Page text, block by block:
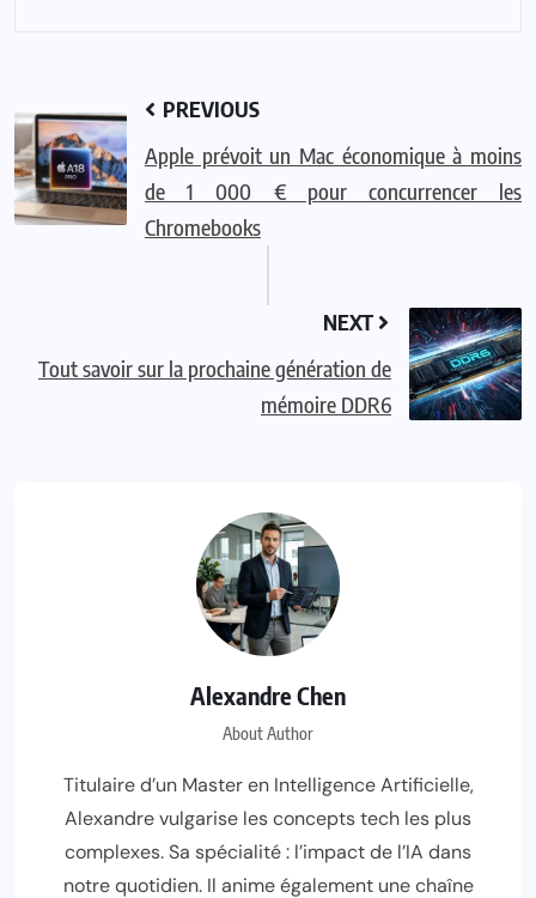
PREVIOUS
Apple prévoit un Mac économique à moins
de 1 000 € pour concurrencer les
Chromebooks
NEXT
Tout savoir sur la prochaine génération de
mémoire DDR6
Alexandre Chen
About Author
Titulaire d’un Master en Intelligence Artificielle,
Alexandre vulgarise les concepts tech les plus
complexes. Sa spécialité : l’impact de l’IA dans
notre quotidien. Il anime également une chaîne